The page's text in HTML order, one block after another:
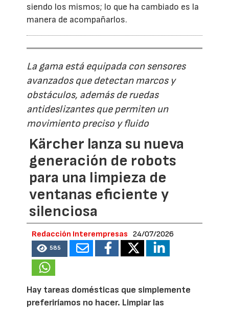
siendo los mismos; lo que ha cambiado es la
manera de acompañarlos.
La gama está equipada con sensores
avanzados que detectan marcos y
obstáculos, además de ruedas
antideslizantes que permiten un
movimiento preciso y fluido
Kärcher lanza su nueva
generación de robots
para una limpieza de
ventanas eficiente y
silenciosa
Redacción Interempresas 24/07/2026
585
Hay tareas domésticas que simplemente
preferiríamos no hacer. Limpiar las